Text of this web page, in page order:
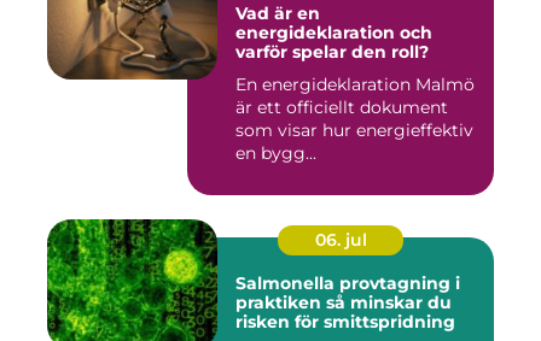
Vad är en
energideklaration och
varför spelar den roll?
En energideklaration Malmö
är ett officiellt dokument
som visar hur energieffektiv
en bygg...
06. jul
Salmonella provtagning i
praktiken så minskar du
risken för smittspridning